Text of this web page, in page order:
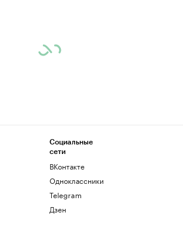
Социальные
сети
ВКонтакте
Одноклассники
Telegram
Дзен